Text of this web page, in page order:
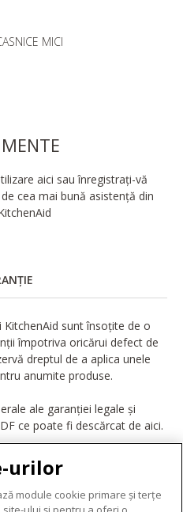
MICI
aici sau înregistrați-vă
cea mai bună asistență din
sunt însoțite de o
împotriva oricărui defect de
dreptul de a aplica unele
anumite produse.
ale garanției legale și
ce poate fi descărcat de aici.
GARANȚIE
urilor
module cookie primare și terțe